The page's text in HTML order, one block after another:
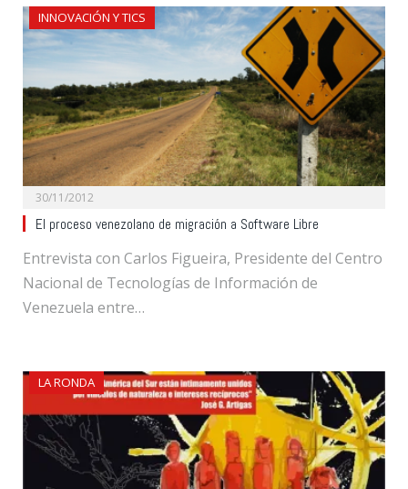
INNOVACIÓN Y TICS
30/11/2012
El proceso venezolano de migración a Software Libre
Entrevista con Carlos Figueira, Presidente del Centro
Nacional de Tecnologías de Información de
Venezuela entre…
LA RONDA